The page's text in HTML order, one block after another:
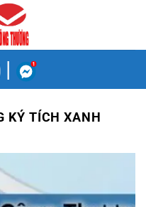
|
KÝ TÍCH XANH